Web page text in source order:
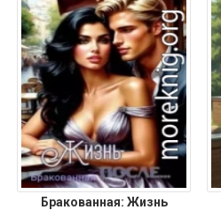
Бракованная: Жизнь